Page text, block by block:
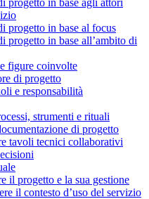
progetto in base agli attori
progetto in base al focus
progetto in base all’ambito di
figure coinvolte
di progetto
e responsabilità
strumenti e rituali
di progetto
tavoli tecnici collaborativi
il progetto e la sua gestione
il contesto d’uso del servizio